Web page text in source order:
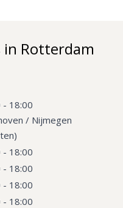
in Rotterdam
- 18:00
/ Nijmegen
- 18:00
- 18:00
- 18:00
- 18:00